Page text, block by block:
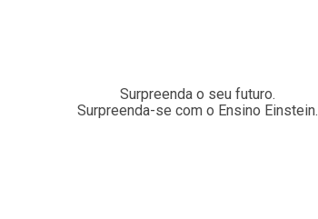
Surpreenda o seu futuro.
Surpreenda-se com o Ensino Einstein.